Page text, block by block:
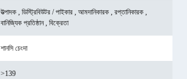
উত্পাদক , ডিস্ট্রিবিউটর / পাইকার , আমদানিকারক , রপ্তানিকারক ,
বানিজ্যিক প্রতিষ্ঠান , বিক্রেতা
শানসি চেংদা
>139